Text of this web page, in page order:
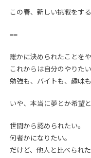
この春、新しい挑戦をする
==
誰かに決められたことを
これからは自分のやりた
勉強も、バイトも、趣味
いや、本当に夢とか希望
世間から認められたい。
何者かになりたい。
だけど、他人と比べられた